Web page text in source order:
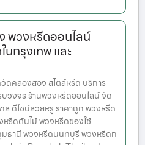
พวงหรีดออนไลน์
กรุงเทพ และ
คลองสอง สไตล์หรีด บริการ
วงจร ร้านพวงหรีดออนไลน์ จัด
ดีไซน์สวยหรู ราคาถูก พวงหรีด
รีดต้นไม้ พวงหรีดของใช้
ธานี พวงหรีดนนทบุรี พวงหรีดก